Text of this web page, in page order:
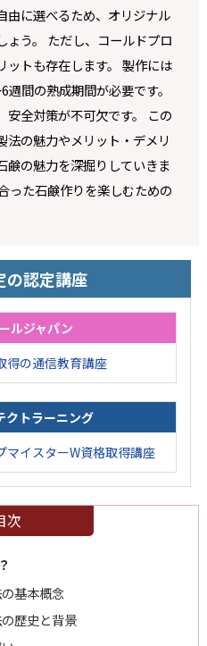
由に選べるため、オリジナル
ょう。 ただし、コールドプロ
ットも存在します。 製作には
間の熟成期間が必要です。
安全対策が不可欠です。 この
の魅力やメリット・デメリ
鹸の魅力を深掘りしていきま
った石鹸作りを楽しむための
の認定講座
ルジャパン
得の通信教育講座
クトラーニング
マイスターW資格取得講座
次
基本概念
歴史と背景